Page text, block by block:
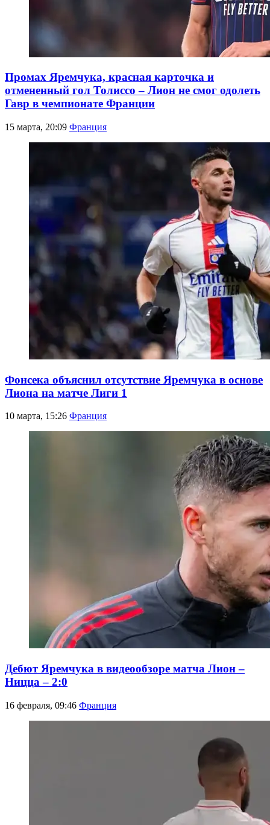
Промах Яремчука, красная карточка и
отмененный гол Толиссо – Лион не смог одолеть
Гавр в чемпионате Франции
15 марта, 20:09 Франция
Фонсека объяснил отсутствие Яремчука в основе
Лиона на матче Лиги 1
10 марта, 15:26 Франция
Дебют Яремчука в видеообзоре матча Лион –
Ницца – 2:0
16 февраля, 09:46 Франция